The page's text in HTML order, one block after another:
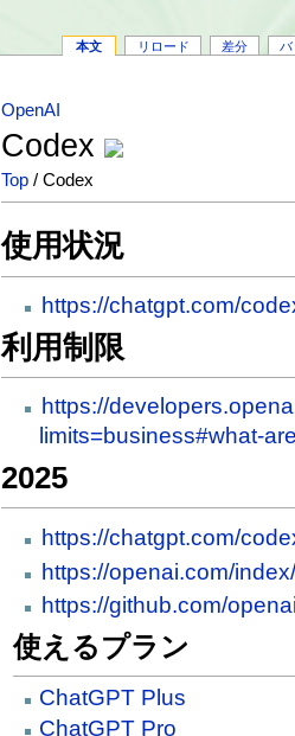
本文 リロード 差分 バ
OpenAI
Codex
Top / Codex
使用状況
https://chatgpt.com/
利用制限
https://
limits=business#what-
2025
https://chatgpt.com/
https://openai.com/
https://github.com/
使えるプラン
ChatGPT Plus
ChatGPT Pro